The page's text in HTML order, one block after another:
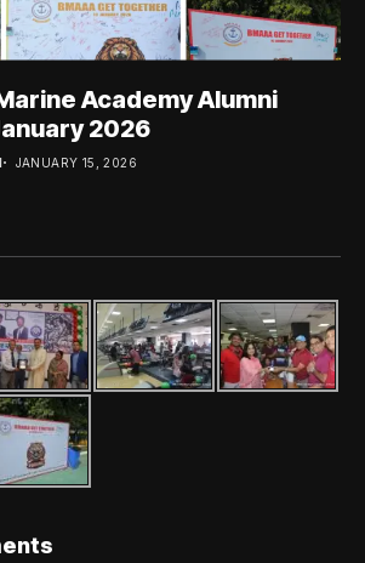
Academy Alumni
2026
JANUARY 15, 2026